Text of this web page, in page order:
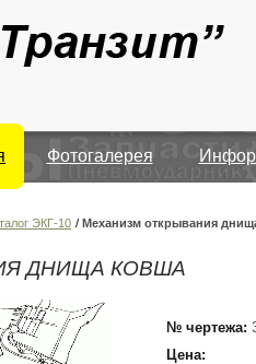
Фотогалерея
ЭКГ-10 / Механизм открывания
ДНИЩА КОВША
№ чертежа:
Цена: